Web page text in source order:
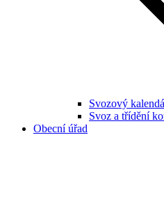
Svozový
Svoz a třídění
Obecní úřad